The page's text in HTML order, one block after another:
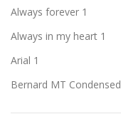
Always forever 1
Always in my heart 1
Arial 1
Bernard MT Condensed